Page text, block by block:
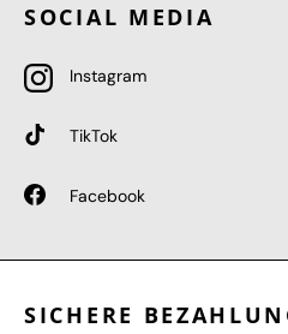
SOCIAL MEDIA
Instagram
TikTok
Facebook
SICHERE